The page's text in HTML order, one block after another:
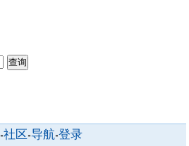
-社区 -导航-登录